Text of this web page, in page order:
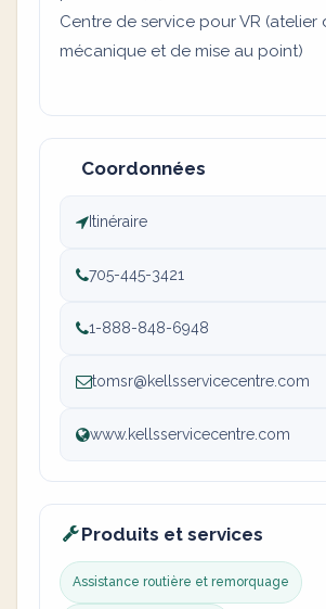
Centre de service pour VR (atelier
mécanique et de mise au point)
Coordonnées
Itinéraire
705-445-3421
1-888-848-6948
tomsr@kellsservicecentre.com
www.kellsservicecentre.com
Produits et services
Assistance routière et remorquage